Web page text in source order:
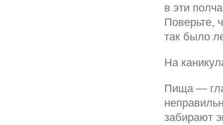
в эти
Поверьте,
так было
На
Пища —
забирают